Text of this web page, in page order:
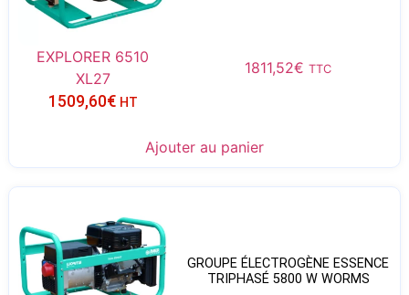
EXPLORER 6510
XL27
1811,52€ TTC
1509,60€ HT
Ajouter au panier
GROUPE ÉLECTROGÈNE ESSENCE
TRIPHASÉ 5800 W WORMS